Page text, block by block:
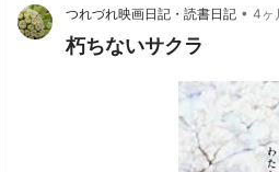
つれづれ映画日記・読書日記 • 4ヶ
朽ちないサクラ